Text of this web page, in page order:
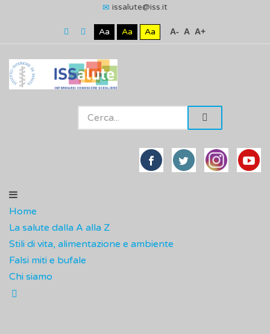
issalute@iss.it
Aa Aa Aa A- A A+
Home
La salute dalla A alla Z
Stili di vita, alimentazione e ambiente
Falsi miti e bufale
Chi siamo